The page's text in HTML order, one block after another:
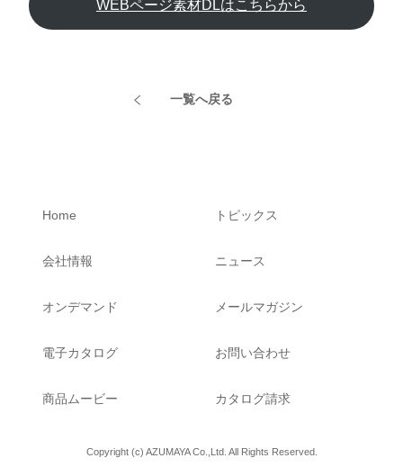
WEBページ素材DLはこちらから
一覧へ戻る
Home
会社情報
オンデマンド
電子カタログ
商品ムービー
トピックス
ニュース
メールマガジン
お問い合わせ
カタログ請求
Copyright (c) AZUMAYA Co.,Ltd. All Rights Reserved.